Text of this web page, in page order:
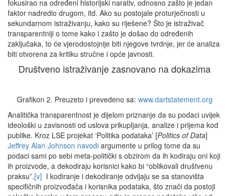
fokusirao na određeni historijski narativ, odnosno zašto je jedan
faktor nadredio drugom, itd. Ako su postojale proturječnosti u
sekundarnom istraživanju, kako su riješene? Što je istraživač
transparentniji o tome kako i zašto je došao do određenih
zaključaka, to će vjerodostojnije biti njegove tvrdnje, jer će analiza
biti otvorena za kritiku stručne i opće javnosti.
Društveno istraživanje zasnovano na dokazima
Grafikon 2. Preuzeto i prevedeno sa: www.dartstatement.org
Analitička transparentnost je dijelom priznanje da su podaci uvijek
ideološki u zavisnosti od uslova prikupljanja, analize i prijema kod
publike. Kroz LSE projekat ‘Politika podataka’ [Politics of Data]
Jeffrey Alan Johnson navodi argumente u prilog tome da su
podaci sami po sebi meta-politički s obzirom da ih kodiraju oni koji
ih proizvode, a dekodiraju korisnici kako bi “oblikovali društvenu
praksu”.[v] I kodiranje i dekodiranje odvijaju se sa stanovišta
specifičnih proizvođača i korisnika podataka, što znači da postoji